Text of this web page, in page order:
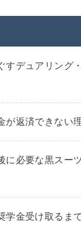
すデュアリング
が返済できない
に必要な黒スー
学金受け取るま